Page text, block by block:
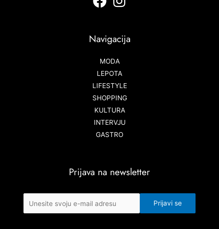
Navigacija
MODA
LEPOTA
LIFESTYLE
SHOPPING
KULTURA
INTERVJU
GASTRO
Prijava na newsletter